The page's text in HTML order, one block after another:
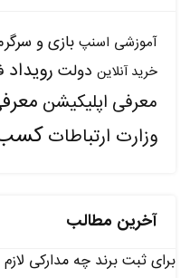
آموزشی اسنپ بازی و
خرید آنلاین دولت رویداد
معرفی اپلیکیشن
وزارت ارتباطاتکسب
آخرین مطالب
برای ثبت برند چه مدارکی